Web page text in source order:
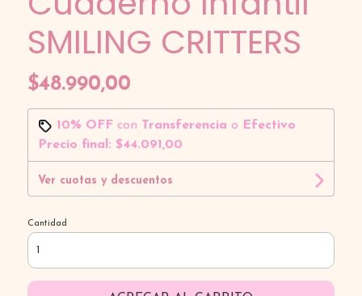
SMILING CRITTERS
$48.990,00
10% OFFcon Transferencia o Efectivo
Precio final: $44.091,00
Ver cuotas y descuentos
Cantidad